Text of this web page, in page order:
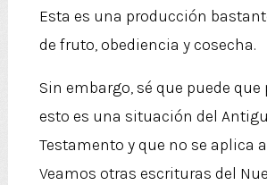
Esta es una producción
de fruto, obediencia y cosecha.
Sin embargo, sé que puede que
esto es una situación del
Testamento y que no se aplica
Veamos otras escrituras del